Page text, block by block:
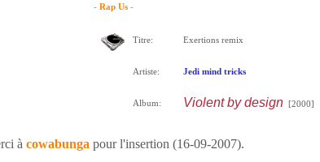
- Rap Us -
Titre: Exertions remix
Artiste: Jedi mind tricks
Album: Violent by design[2000]
à cowabunga pour l'insertion (16-09-2007).